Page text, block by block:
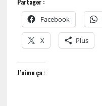
Partager :
Facebook
X Plus
J’aime ça :